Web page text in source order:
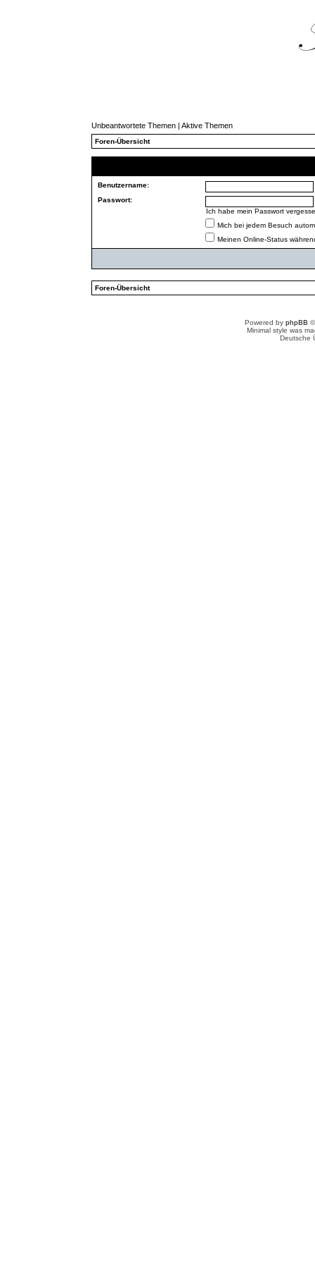
Unbeantwortete Themen | Aktive Themen
Foren-Übersicht
Benutzername:
Passwort:
Ich habe mein Passwort
Mich bei jedem Besuch
Meinen Online-Status
Foren-Übersicht
Powered by phpBB
Minimal style was
Deutsche